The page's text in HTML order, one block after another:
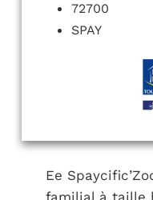
72700
SPAY
Ee
familial à taille